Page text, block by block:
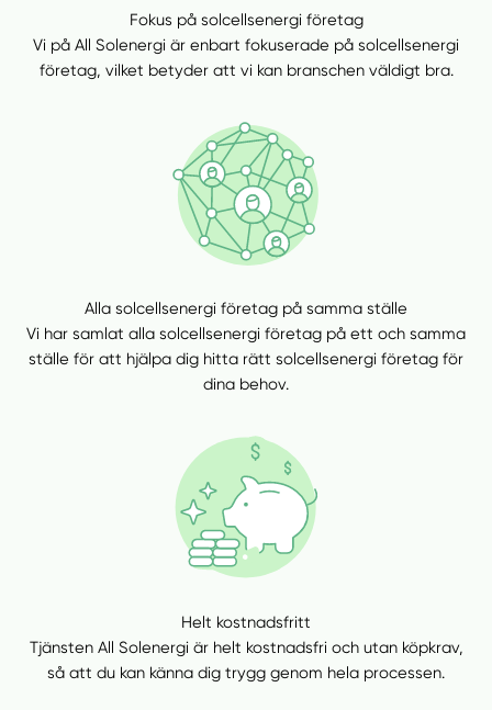
Fokus på solcellsenergi företag
Vi på All Solenergi är enbart fokuserade på solcellsenergi
företag, vilket betyder att vi kan branschen väldigt bra.
Alla solcellsenergi företag på samma ställe
Vi har samlat alla solcellsenergi företag på ett och samma
ställe för att hjälpa dig hitta rätt solcellsenergi företag för
dina behov.
Helt kostnadsfritt
Tjänsten All Solenergi är helt kostnadsfri och utan köpkrav,
så att du kan känna dig trygg genom hela processen.